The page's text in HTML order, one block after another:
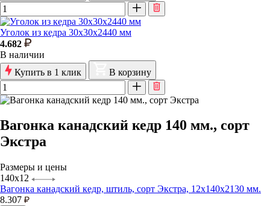
Уголок из кедра 30х30х2440 мм
4.682
В наличии
Купить в 1 клик
В корзину
Вагонка канадский кедр 140 мм., сорт
Экстра
Размеры и цены
140х12
Вагонка канадский кедр, штиль, сорт Экстра, 12х140х2130 мм.
8.307